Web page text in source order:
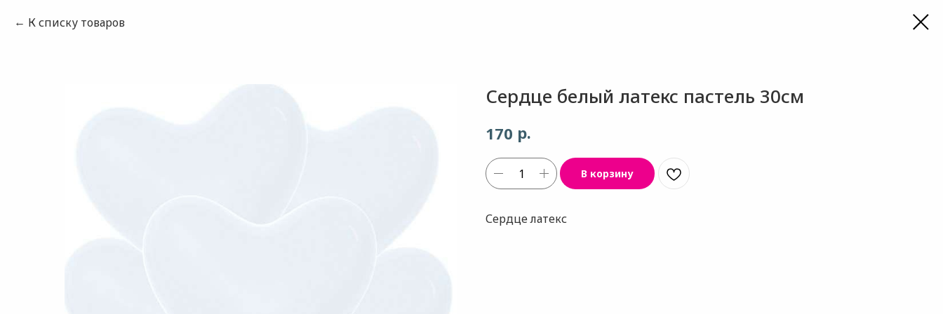
К списку товаров
Сердце белый латекс пастель 30см
170 р.
В корзину
Сердце латекс